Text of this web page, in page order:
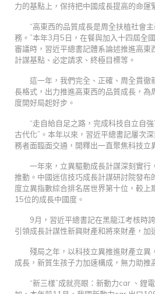
力的基點上，保持把中國成長提高的命運
“高東西的品質成長是周全扶植社會
務。”本年3月5日，在餐與加入十四屆全
審議時，習近平總書記體系論述推進高東
計謀基點、必定請求、終極目標等。
這一年，我們完全、正確、周全貫徹
長格式，出力推進高東西的品質成長，為
度開好局起好步。
“走自給自足之路，完成科技自立自
古代化”。本年以來，習近平總書記屢次
務者面臨面交通，開釋出一直聚焦科技立
一年來，立異驅動成長計謀深刻實行
推動。中國迷信技巧成長計謀研討院發
度立異指數綜合排名居世界第十位，較上
15位的成長中國度。
9月，習近平總書記在黑龍江考核時
引領成長計謀性新興財產和將來財產，加
殘局之年，以科技立異推進財產立異
成長，新質生孩子力加速構成，無力助
“新三樣”成就亮眼：新動力car 、鋰